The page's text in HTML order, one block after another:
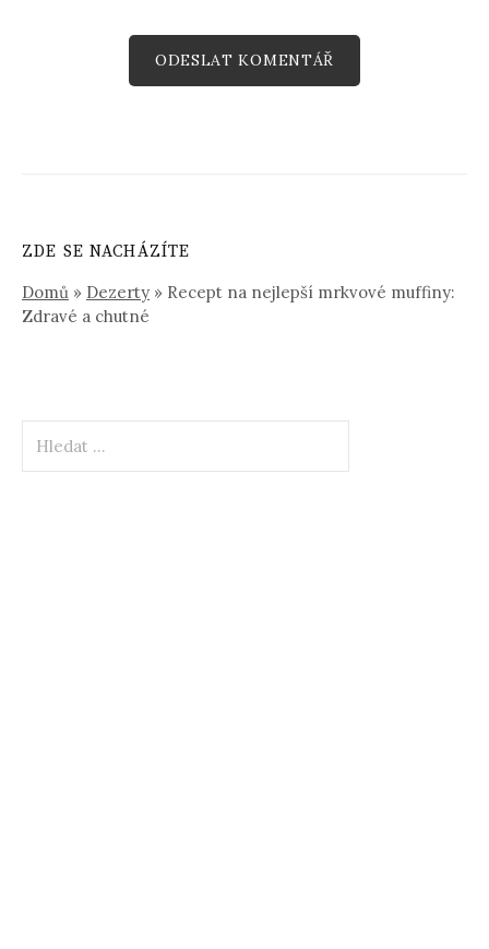
ZDE SE NACHÁZÍTE
Domů » Dezerty » Recept na nejlepší mrkvové muffiny:
Zdravé a chutné